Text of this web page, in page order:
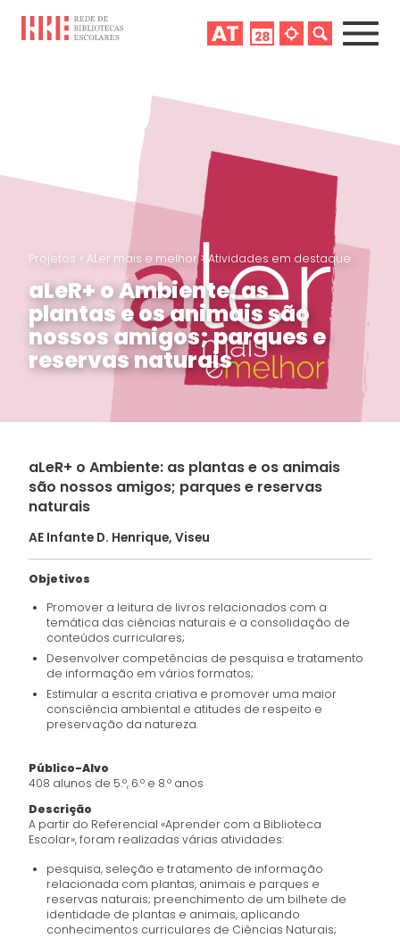
Projetos > ALer mais e melhor> Atividades em destaque
aLeR+ o Ambiente: as
plantas e os animais são
nossos amigos; parques e
reservas naturais
aLeR+ o Ambiente: as plantas e os animais
são nossos amigos; parques e reservas
naturais
AE Infante D. Henrique, Viseu
Objetivos
Promover a leitura de livros relacionados com a
temática das ciências naturais e a consolidação de
conteúdos curriculares;
Desenvolver competências de pesquisa e tratamento
de informação em vários formatos;
Estimular a escrita criativa e promover uma maior
consciência ambiental e atitudes de respeito e
preservação da natureza.
Público-Alvo
408 alunos de 5.º, 6.º e 8.º anos
Descrição
A partir do Referencial «Aprender com a Biblioteca
Escolar», foram realizadas várias atividades:
pesquisa, seleção e tratamento de informação
relacionada com plantas, animais e parques e
reservas naturais; preenchimento de um bilhete de
identidade de plantas e animais, aplicando
conhecimentos curriculares de Ciências Naturais;